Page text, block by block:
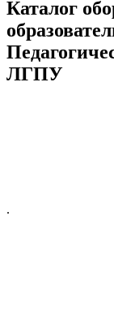
Каталог
ЛГПУ
.